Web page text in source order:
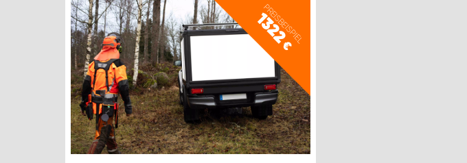
PREISBEISPIEL
1322
€